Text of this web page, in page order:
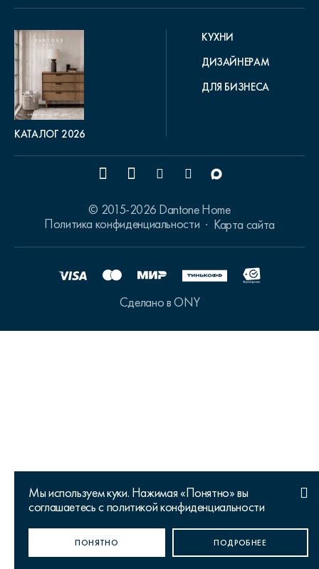
ДА, ВЕРНО НЕТ, ИЗМЕНИТЬ
Мы используем куки. Нажимая «Понятно» вы
соглашаетесь с политикой конфиденциальности
ПОНЯТНО ПОДРОБНЕЕ
КАТАЛОГ 2026
КУХНИ
ДИЗАЙНЕРАМ
ДЛЯ БИЗНЕСА
© 2015-2026 Dantone Home
Политика конфиденциальности
Карта сайта
Сделано в ONY